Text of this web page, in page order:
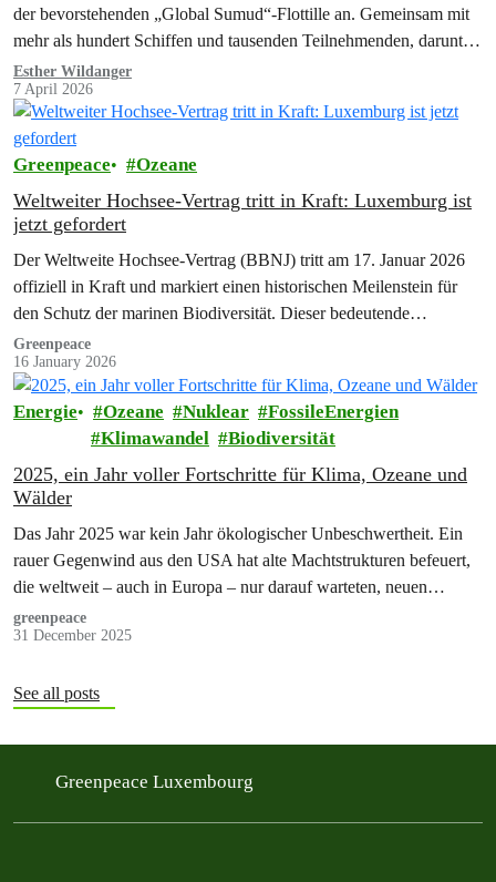
der bevorstehenden „Global Sumud“-Flottille an. Gemeinsam mit
mehr als hundert Schiffen und tausenden Teilnehmenden, darunter
sechs…
Esther Wildanger
7 April 2026
Greenpeace Ozeane
Weltweiter Hochsee-Vertrag tritt in Kraft: Luxemburg ist
jetzt gefordert
Der Weltweite Hochsee-Vertrag (BBNJ) tritt am 17. Januar 2026
offiziell in Kraft und markiert einen historischen Meilenstein für
den Schutz der marinen Biodiversität. Dieser bedeutende…
Greenpeace
16 January 2026
Energie Ozeane Nuklear
FossileEnergien
Klimawandel
Biodiversität
2025, ein Jahr voller Fortschritte für Klima, Ozeane und
Wälder
Das Jahr 2025 war kein Jahr ökologischer Unbeschwertheit. Ein
rauer Gegenwind aus den USA hat alte Machtstrukturen befeuert,
die weltweit – auch in Europa – nur darauf warteten, neuen
Auftrieb…
greenpeace
31 December 2025
See all posts
Greenpeace Luxembourg